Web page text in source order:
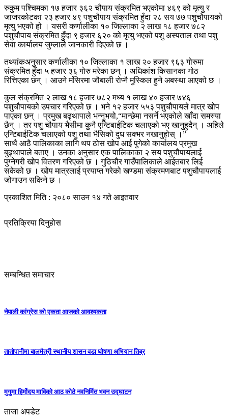
रुकुम पश्चिमका १७ हजार ३६२ चौपाय संक्रमित भएकोमा ४६९ को मृत्यु र
जाजरकोटका २३ हजार ४९ पशुचौपाय संक्रमित हुँदा २८ सय ७७ पशुचौपायको
मृत्यु भएको हो । यसरी कर्णालीका १० जिल्लाका २ लाख १८ हजार ७८२
पशुचौपाय संक्रमित हुँदा ९ हजार ६२० को मृत्यु भएको पशु अस्पताल तथा पशु
सेवा कार्यालय जुम्लाले जानकारी दिएको छ ।
तथ्यांकअनुसार कर्णालीका १० जिल्लाका १ लाख २० हजार ९६३ गोरुमा
संक्रमित हुँदा ५ हजार ३६ गोरु मरेका छन् । अधिकांश किसानका गोठ
रित्तिएका छन् । आउने मंसिरमा जौबाली रोप्नै मुस्किल हुने अबस्था आएको छ ।
कुल संक्रमित २ लाख १८ हजार ७८२ मध्य १ लाख ४० हजार ७४६
पशुचौपायको उपचार गरिएको छ । भने १२ हजार ५५३ पशुचौपायले मात्र खोप
पाएका छन् । प्रमुख बढ्थापाले भन्नुभयो,“मान्छेमा नसर्ने भएकोले खाँदा समस्या
छैन् । तर पशु चौपाय भैसीमा कुनै एन्टिबाईटिक चलाएको भए खानुहुदैन् । अहिले
एन्टिबाईटिक चलाएको पशु तथा भैसिको दुध सक्भर नखानुहोस् ।”
साथै आठै पालिकाका लागि थप ठोस खोप आई पुगेको कार्यालय प्रमुख
बुढ्थापाले बताए । उनका अनुसार एक पालिकाका २ सय पशुचौपायलाई
पुग्नेगरी खोप वितरण गरिएको छ । गुठिचौर गाउँपालिकाले आईतबार लिई
सकेको छ । खोप मात्रलाई प्रयाप्त गरेको खण्डमा संक्रमणबाट पशुचौपायलाई
जोगाउन सकिने छ ।
प्रकाशित मिति : २०८० साउन १४ गते आइतवार
प्रतिक्रिया दिनुहोस
सम्बन्धित समाचार
नेपाली कांग्रेस को एकता आजको आवश्यकता
तातोपानीमा बालमैत्री स्थानीय शासन वडा घोषणा अभियान तिब्र
मुगुमा हिर्मोदय माविको आठ कोठे नवनिर्मित भवन उद्घाटन
ताजा अपडेट